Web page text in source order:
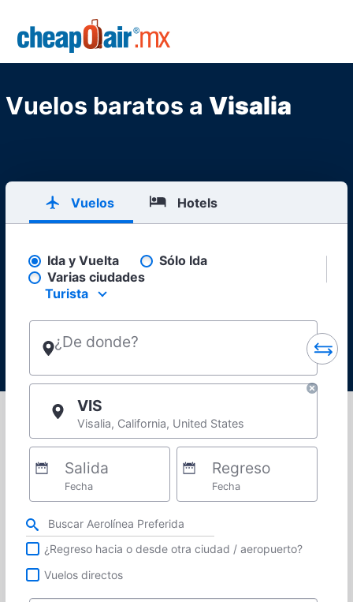
Skip to main content
Vuelos baratos a Visalia
Vuelos Hotels
Pick your flight type
Ida y Vuelta
Sólo Ida
Varias ciudades
Select your preferred seating class.
Turista
¿De donde?
VIS
Visalia, California, United States
Salida
Fecha
Regreso
Fecha
Refina tu búsqueda por aerolínea, ciudad o aeropuerto o vuelos directos
¿Regreso hacia o desde otra ciudad / aeropuerto?
Vuelos directos